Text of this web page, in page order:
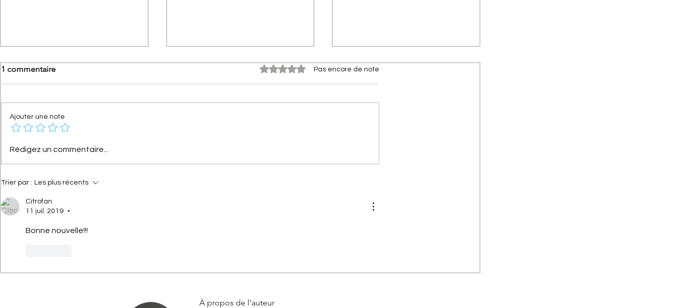
[Les anniversaires Citroën]
Citroën AX : l'histoire d'une
fête ses 40 ans
1 commentaire Noté 0 étoile sur 5.Pas encore de note
Ajouter une note
Rédigez un commentaire...
Trier par : Les plus récents
Citrofan
11 juil. 2019
•
Bonne nouvelle!!!
À propos de l’auteur